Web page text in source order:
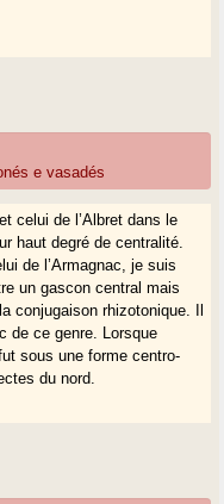
e vasadés
celui de l’Albret dans le
haut degré de centralité.
de l’Armagnac, je suis
un gascon central mais
conjugaison rhizotonique. Il
de ce genre. Lorsque
sous une forme centro-
du nord.